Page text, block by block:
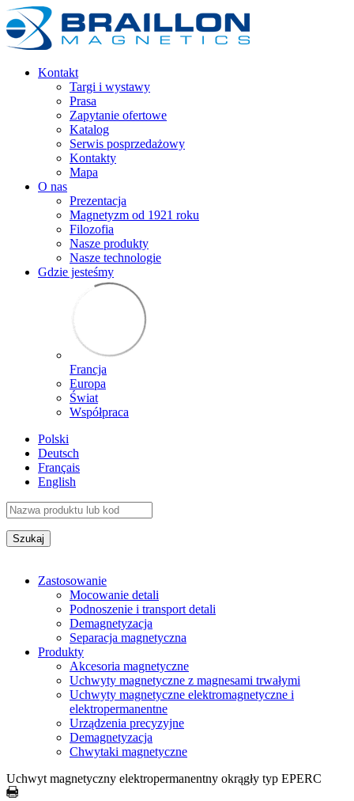
Kontakt
Targi i wystawy
Prasa
Zapytanie ofertowe
Katalog
Serwis posprzedażowy
Kontakty
Mapa
O nas
Prezentacja
Magnetyzm od 1921 roku
Filozofia
Nasze produkty
Nasze technologie
Gdzie jesteśmy
Francja
Europa
Świat
Współpraca
Polski
Deutsch
Français
English
Zastosowanie
Mocowanie detali
Podnoszenie i transport detali
Demagnetyzacja
Separacja magnetyczna
Produkty
Akcesoria magnetyczne
Uchwyty magnetyczne z magnesami trwałymi
Uchwyty magnetyczne elektromagnetyczne i
elektropermanentne
Urządzenia precyzyjne
Demagnetyzacja
Chwytaki magnetyczne
Uchwyt magnetyczny elektropermanentny okrągły typ EPERC